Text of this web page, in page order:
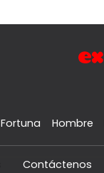
Fortuna Hombre
Contáctenos